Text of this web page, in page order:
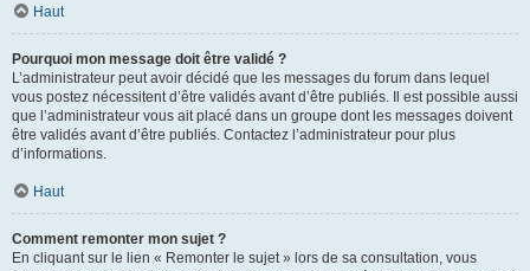
Haut
Pourquoi mon message doit être validé ?
L’administrateur peut avoir décidé que les messages du forum dans lequel
vous postez nécessitent d’être validés avant d’être publiés. Il est possible aussi
que l’administrateur vous ait placé dans un groupe dont les messages doivent
être validés avant d’être publiés. Contactez l’administrateur pour plus
d’informations.
Haut
Comment remonter mon sujet ?
En cliquant sur le lien « Remonter le sujet » lors de sa consultation, vous